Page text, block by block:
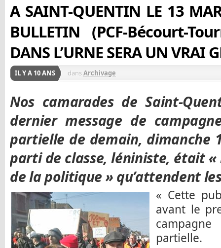
A SAINT-QUENTIN LE 13
BULLETIN (PCF-Bécourt-
DANS L’URNE SERA UN VRAI
IL Y A 10 ANS dansArchivage
Nos camarades de Saint-
dernier message de
partielle de demain, dimanche
parti de classe, léniniste, était «
de la politique » qu’attendent
« Cette
avant le
partielle.